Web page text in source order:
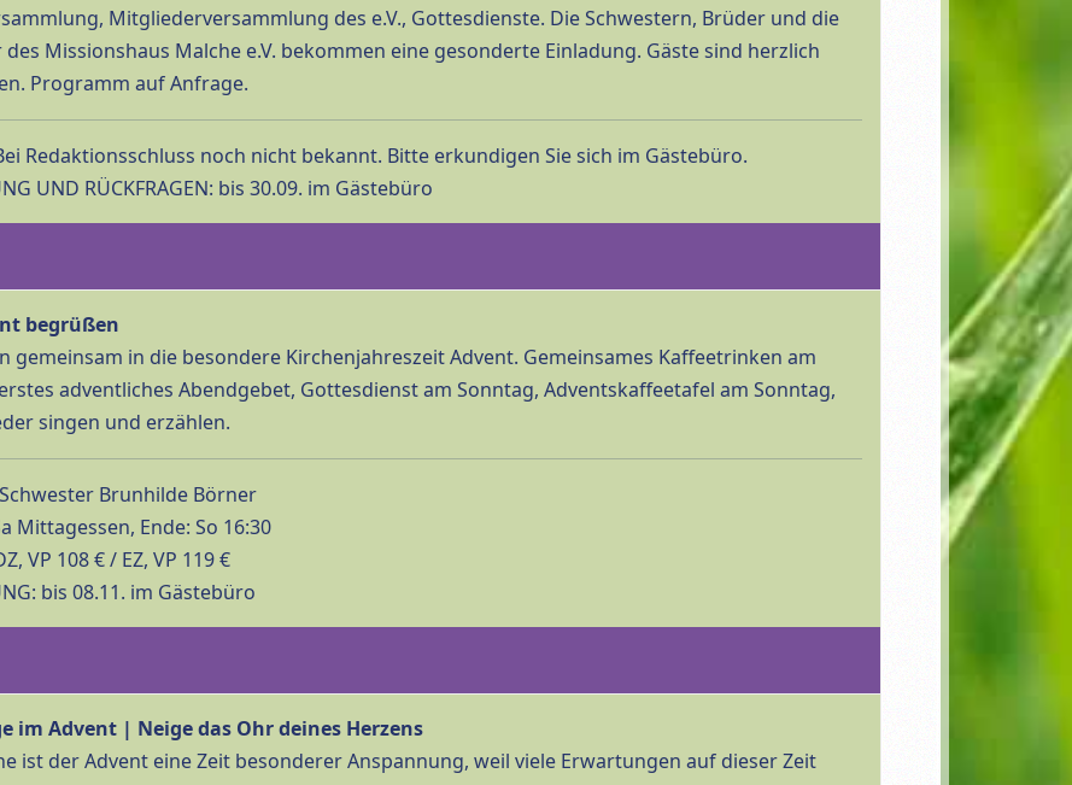
Mitgliederversammlung des e.V., Gottesdienste. Die Schwestern, Brüder und die
Missionshaus Malche e.V. bekommen eine gesonderte Einladung. Gäste sind herzlich
Programm auf Anfrage.
Redaktionsschluss noch nicht bekannt. Bitte erkundigen Sie sich im Gästebüro.
UND RÜCKFRAGEN: bis 30.09. im Gästebüro
begrüßen
gemeinsam in die besondere Kirchenjahreszeit Advent. Gemeinsames Kaffeetrinken am
adventliches Abendgebet, Gottesdienst am Sonntag, Adventskaffeetafel am Sonntag,
singen und erzählen.
Schwester Brunhilde Börner
Mittagessen, Ende: So 16:30
VP 108 € / EZ, VP 119 €
bis 08.11. im Gästebüro
im Advent | Neige das Ohr deines Herzens
ist der Advent eine Zeit besonderer Anspannung, weil viele Erwartungen auf dieser Zeit